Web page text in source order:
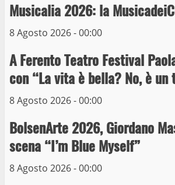
Musicalia 2026: la
8 Agosto 2026 - 00:00
A Ferento Teatro Festival
con “La vita è bella? No, è un
8 Agosto 2026 - 00:00
BolsenArte 2026, Giordano
scena “I’m Blue Myself”
8 Agosto 2026 - 00:00
3
4
La Polizia di Stato
delle auto in sosta a
10 Maggio 2023
Prorogata la mostra
Michelangelo
Museo dei Portici